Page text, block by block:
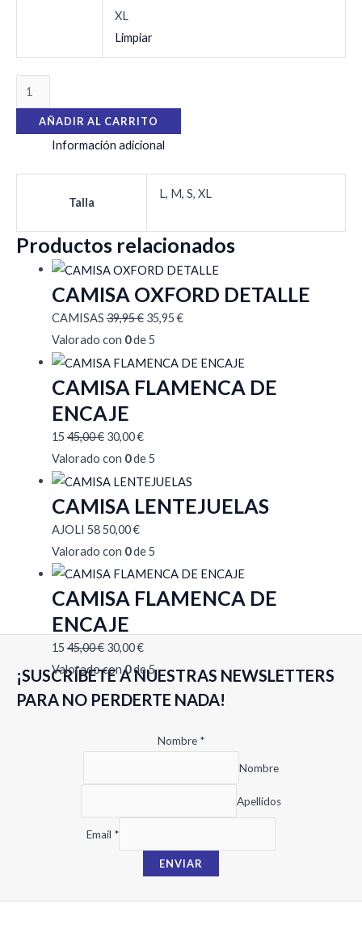
XL
Limpiar
AÑADIR AL CARRITO
Información adicional
Talla
L, M, S, XL
Productos relacionados
CAMISA OXFORD DETALLE
CAMISAS39,95€ 35,95€
Valorado con 0de 5
CAMISA FLAMENCA DE
ENCAJE
1545,00€ 30,00€
Valorado con 0de 5
CAMISA LENTEJUELAS
AJOLI 5850,00€
Valorado con 0de 5
CAMISA FLAMENCA DE
ENCAJE
1545,00€ 30,00€
Valorado con0de 5
¡SUSCRÍBETE A NUESTRAS NEWSLETTERS
PARA NO PERDERTE NADA!
Nombre *
Nombre
Apellidos
o
m
Email *
ENVIAR